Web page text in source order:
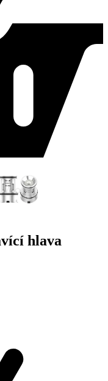
hlava